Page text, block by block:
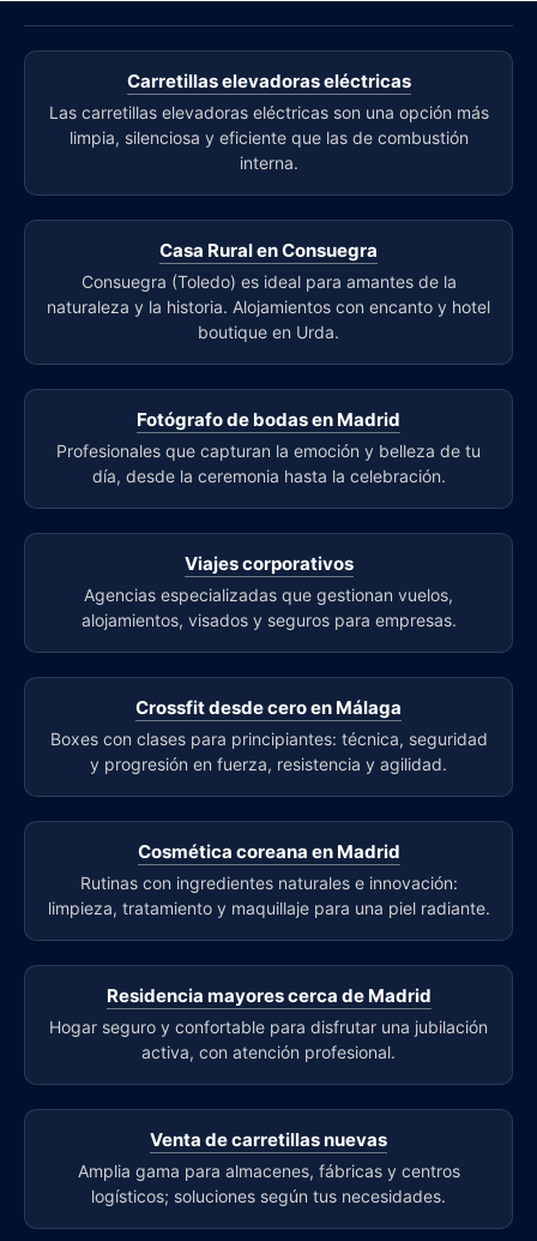
Carretillas elevadoras eléctricas
Las carretillas elevadoras eléctricas son una opción más
limpia, silenciosa y eficiente que las de combustión
interna.
Casa Rural en Consuegra
Consuegra (Toledo) es ideal para amantes de la
naturaleza y la historia. Alojamientos con encanto y hotel
boutique en Urda.
Fotógrafo de bodas en Madrid
Profesionales que capturan la emoción y belleza de tu
día, desde la ceremonia hasta la celebración.
Viajes corporativos
Agencias especializadas que gestionan vuelos,
alojamientos, visados y seguros para empresas.
Crossfit desde cero en Málaga
Boxes con clases para principiantes: técnica, seguridad
y progresión en fuerza, resistencia y agilidad.
Cosmética coreana en Madrid
Rutinas con ingredientes naturales e innovación:
limpieza, tratamiento y maquillaje para una piel radiante.
Residencia mayores cerca de Madrid
Hogar seguro y confortable para disfrutar una jubilación
activa, con atención profesional.
Venta de carretillas nuevas
Amplia gama para almacenes, fábricas y centros
logísticos; soluciones según tus necesidades.